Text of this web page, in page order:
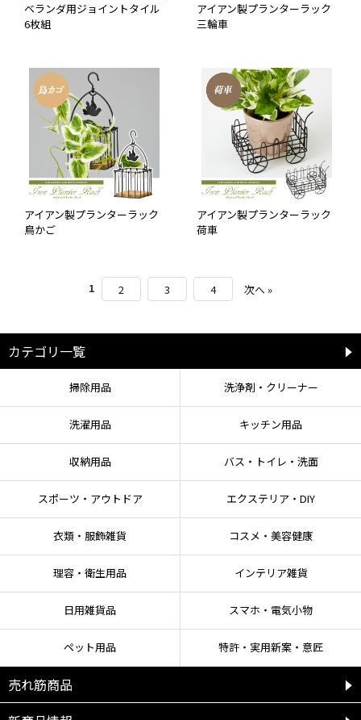
ベランダ用ジョイントタイル
6枚組
アイアン製プランターラック
三輪車
アイアン製プランターラック
鳥かご
アイアン製プランターラック
荷車
1 2 3 4 次へ »
カテゴリ一覧
掃除用品 洗浄剤・クリーナー
洗濯用品 キッチン用品
収納用品 バス・トイレ・洗面
スポーツ・アウトドア エクステリア・DIY
衣類・服飾雑貨 コスメ・美容健康
理容・衛生用品 インテリア雑貨
日用雑貨品 スマホ・電気小物
ペット用品 特許・実用新案・意匠
売れ筋商品